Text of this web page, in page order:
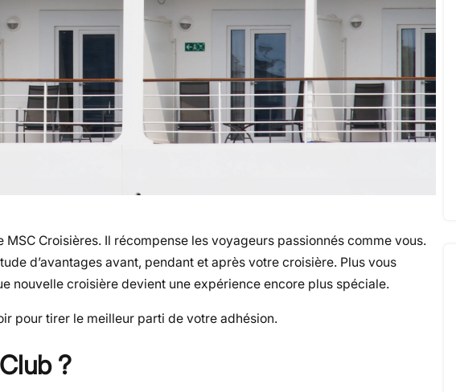
Croisières. Il récompense les voyageurs passionnés comme vous.
d’avantages avant, pendant et après votre croisière. Plus vous
nouvelle croisière devient une expérience encore plus spéciale.
pour tirer le meilleur parti de votre adhésion.
?